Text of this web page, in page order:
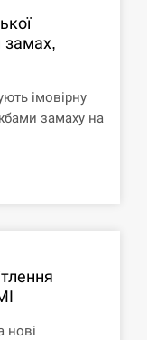
объекты…
10 тисяч…
и “Новая
замах,
імовірну
замаху на
нові